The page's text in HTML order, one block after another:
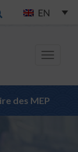
EN
Toggle
des MEP